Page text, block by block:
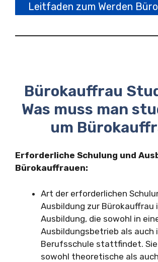
Leitfaden zum Werden
Bürokauffrau
Was muss man
um
Erforderliche Schulung und
Bürokauffrauen:
Art der erforderlichen
Ausbildung zur Bürokauffrau
Ausbildung, die sowohl in
Ausbildungsbetrieb als auch
Berufsschule stattfindet.
sowohl theoretische als